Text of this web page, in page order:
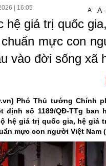
16:05 A- A
hệ giá trị quốc
mực con
vào đời sống xã
Phó Thủ tướng Chính
định số 1189/QĐ-TTg ban
hệ giá trị quốc gia, hệ giá
mực con người Việt Nam